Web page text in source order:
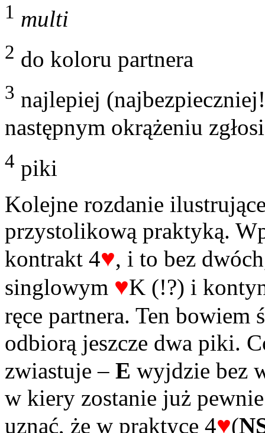
1 multi
2 do koloru partnera
3 najlepiej
następnym okrążeniu
4 piki
Kolejne rozdanie
przystolikową praktyką.
kontrakt 4♥, i to bez
singlowym ♥K (!?) i
ręce partnera. Ten bowiem
odbiorą jeszcze dwa piki.
zwiastuje – E wyjdzie bez
w kiery zostanie już
uznać, że w praktyce 4♥(